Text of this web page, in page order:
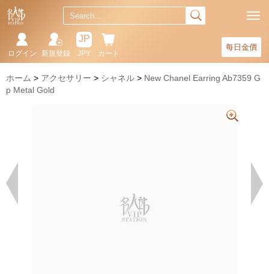
每日金價
カート
JP
JPY
新規登録
ログイン
ホーム アクセサリー シャネル
New Chanel Earring Ab7359 G
p Metal Gold